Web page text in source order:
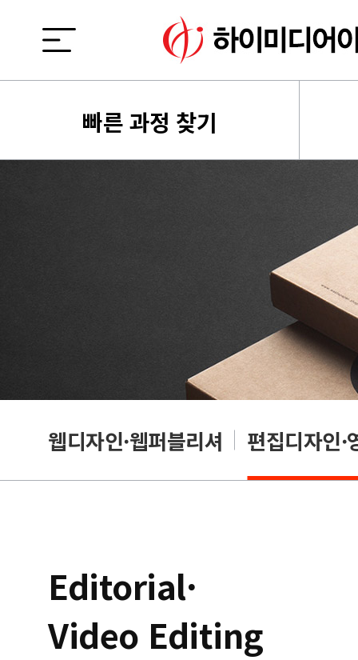
빠른 과정 찾기
웹디자인·웹퍼블리셔 편집디자인·
Editorial·
Video Editing